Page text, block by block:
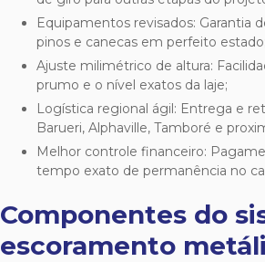
Equipamentos revisados: Garantia de peças com roscas,
pinos e canecas em perfeito estado;
Ajuste milimétrico de altura: Facilidade para atingir o
prumo e o nível exatos da laje;
Logística regional ágil: Entrega e retirada rápidas em
Barueri, Alphaville, Tamboré e
Melhor controle financeiro: Pagamento proporcional ao
tempo exato de permanência no
Componentes do
escoramento